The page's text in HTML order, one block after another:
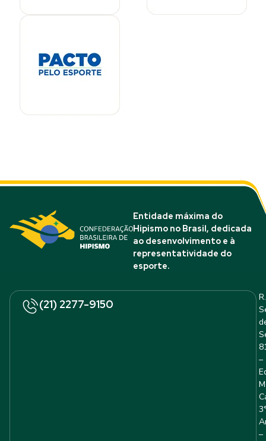
Entidade máxima do
Hipismo no Brasil, dedicada
ao desenvolvimento e à
representatividade do
esporte.
(21) 2277-9150
R.
–
–